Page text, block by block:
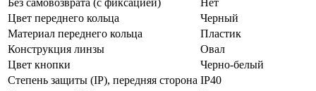
Цвет переднего кольца
Черный
Материал переднего кольца
Пластик
Конструкция линзы
Овал
Цвет кнопки
Черно-белый
Степень защиты (IP), передняя сторона IP40